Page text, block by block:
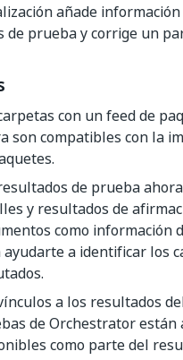
añade
de prueba y corrige un
con un feed de
son compatibles con la
de prueba
y resultados de
como información
ayudarte a identificar los
a los resultados
de Orchestrator están
como parte del